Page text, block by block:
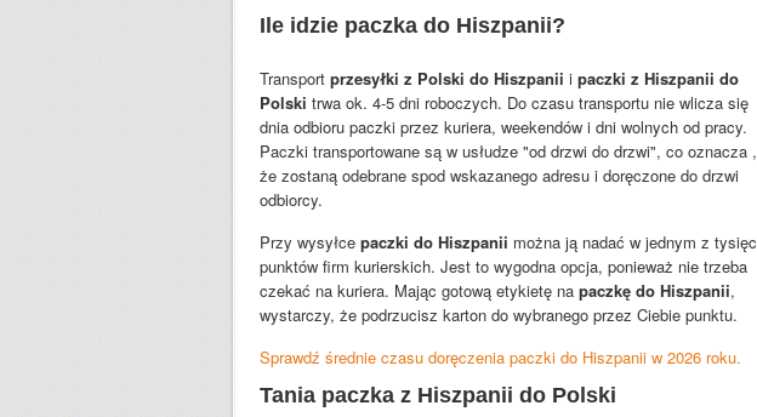
Ile idzie paczka do Hiszpanii?
Transport przesyłki z Polski do Hiszpanii i paczki z Hiszpanii do
Polski trwa ok. 4-5 dni roboczych. Do czasu transportu nie wlicza się
dnia odbioru paczki przez kuriera, weekendów i dni wolnych od pracy.
Paczki transportowane są w usłudze "od drzwi do drzwi", co oznacza ,
że zostaną odebrane spod wskazanego adresu i doręczone do drzwi
odbiorcy.
Przy wysyłce paczki do Hiszpanii można ją nadać w jednym z
punktów firm kurierskich. Jest to wygodna opcja, ponieważ nie trzeba
czekać na kuriera. Mając gotową etykietę na paczkę do Hiszpanii,
wystarczy, że podrzucisz karton do wybranego przez Ciebie punktu.
Sprawdź średnie czasu doręczenia paczki do Hiszpanii w 2026 roku.
Tania paczka z Hiszpanii do Polski